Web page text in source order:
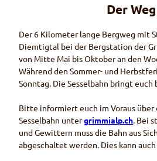
GrimmiJutz App
Der Weg
Der 6 Kilometer lange Bergweg mit
Diemtigtal bei der Bergstation der
von Mitte Mai bis Oktober an den
Während den Sommer- und
Sonntag. Die Sesselbahn bringt euch
Bitte informiert euch im Voraus
Sesselbahn untergrimmialp.ch. Bei
und Gewittern muss die Bahn aus
abgeschaltet werden. Dies kann